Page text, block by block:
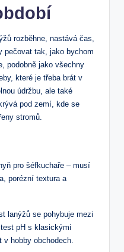
rozběhne, nastává čas,
pečovat tak, jako bychom
podobně jako všechny
které je třeba brát v
údržbu, ale také
pod zemí, kde se
stromů.
pro šéfkuchaře – musí
porézní textura a
lanýžů se pohybuje mezi
pH s klasickými
v hobby obchodech.